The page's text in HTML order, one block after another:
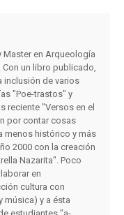
Master en Arqueología
un libro publicado,
inclusión de varios
"Poe-trastos" y
reciente "Versos en el
por contar cosas
menos histórico y más
2000 con la creación
Nazarita". Poco
en
cultura con
música) y a ésta